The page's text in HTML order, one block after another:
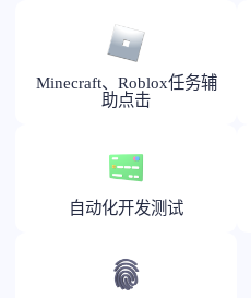
Minecraft、Roblox任务辅
助点击
自动化开发测试